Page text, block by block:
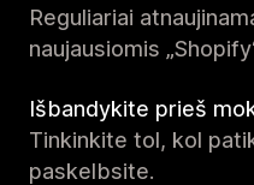
Reguliariai
naujausiomis
Išbandykite prieš
Tinkinkite tol, kol
paskelbsite.